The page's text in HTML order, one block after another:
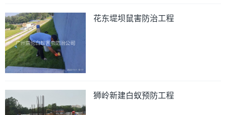
花东堤坝鼠害防治工程
狮岭新建白蚁预防工程